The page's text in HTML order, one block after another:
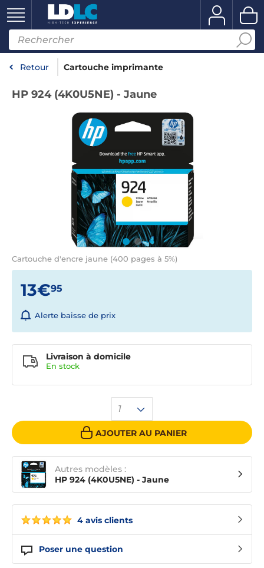
Retour Cartouche imprimante
HP 924 (4K0U5NE) - Jaune
Cartouche d'encre jaune (400 pages à 5%)
4 avis clients
Poser une question
13€95
Alerte baisse de prix
1
AJOUTER AU PANIER
Livraison à domicile
En stock
Autres modèles :
HP 924 (4K0U5NE) - Jaune